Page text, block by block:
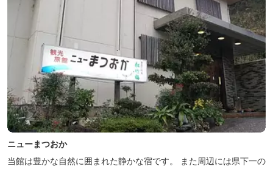
ニューまつおか
当館は豊かな自然に囲まれた静かな宿です。 また周辺には県下一の